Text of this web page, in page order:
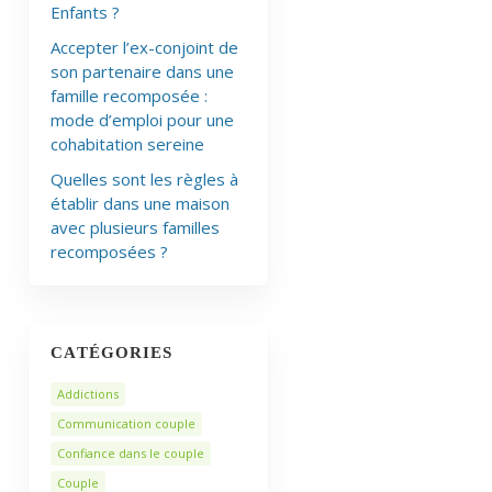
Enfants ?
Accepter l’ex-conjoint de
son partenaire dans une
famille recomposée :
mode d’emploi pour une
cohabitation sereine
Quelles sont les règles à
établir dans une maison
avec plusieurs familles
recomposées ?
CATÉGORIES
Addictions
Communication couple
Confiance dans le couple
Couple